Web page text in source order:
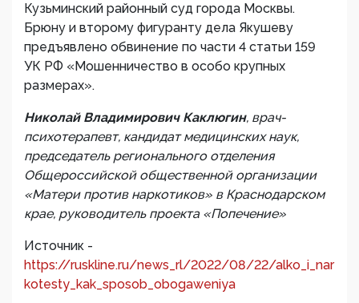
Кузьминский районный суд города Москвы.
Брюну и второму фигуранту дела Якушеву
предъявлено обвинение по части 4 статьи 159
УК РФ «Мошенничество в особо крупных
размерах».
Николай Владимирович Каклюгин, врач-
психотерапевт, кандидат медицинских наук,
председатель регионального отделения
Общероссийской общественной организации
«Матери против наркотиков» в Краснодарском
крае, руководитель проекта «Попечение»
Источник -
https://ruskline.ru/news_rl/2022/08/22/alko_i_nar
kotesty_kak_sposob_obogaweniya